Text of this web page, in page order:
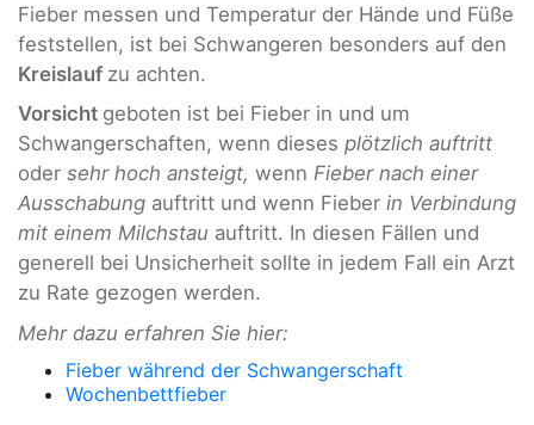
Fieber messen und Temperatur der Hände und Füße
feststellen, ist bei Schwangeren besonders auf den
Kreislauf zu achten.
Vorsicht geboten ist bei Fieber in und um
Schwangerschaften, wenn dieses plötzlich auftritt
oder sehr hoch ansteigt, wenn Fieber nach einer
Ausschabung auftritt und wenn Fieber in Verbindung
mit einem Milchstau auftritt. In diesen Fällen und
generell bei Unsicherheit sollte in jedem Fall ein Arzt
zu Rate gezogen werden.
Mehr dazu erfahren Sie hier:
Fieber während der Schwangerschaft
Wochenbettfieber